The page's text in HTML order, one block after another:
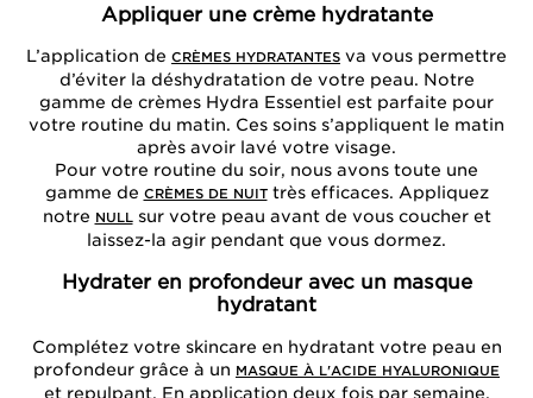
Appliquer une crème hydratante
L’application de CRÈMES HYDRATANTES va vous permettre
d’éviter la déshydratation de votre peau. Notre
gamme de crèmes Hydra Essentiel est parfaite pour
votre routine du matin. Ces soins s’appliquent le matin
après avoir lavé votre visage.
Pour votre routine du soir, nous avons toute une
gamme de CRÈMES DE NUITtrès efficaces. Appliquez
notre NULLsur votre peau avant de vous coucher et
laissez-la agir pendant que vous dormez.
Hydrater en profondeur avec un masque
hydratant
Complétez votre skincare en hydratant votre peau en
profondeur grâce à un MASQUE À L'ACIDE HYALURONIQUE
et repulpant. En application deux fois par semaine,